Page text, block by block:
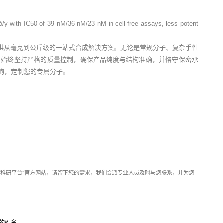
with IC50 of 39 nM/36 nM/23 nM in cell-free assays, less potent
毫克到公斤级的一站式合成解决方案。无论是常规分子、复杂手性
终坚持严格的质量控制，确保产品纯度与结构准确，并恪守保密承
定制您的专属分子。
研平台”官方网站，请留下您的需求，我们会派专业人员及时与您联系，并为您